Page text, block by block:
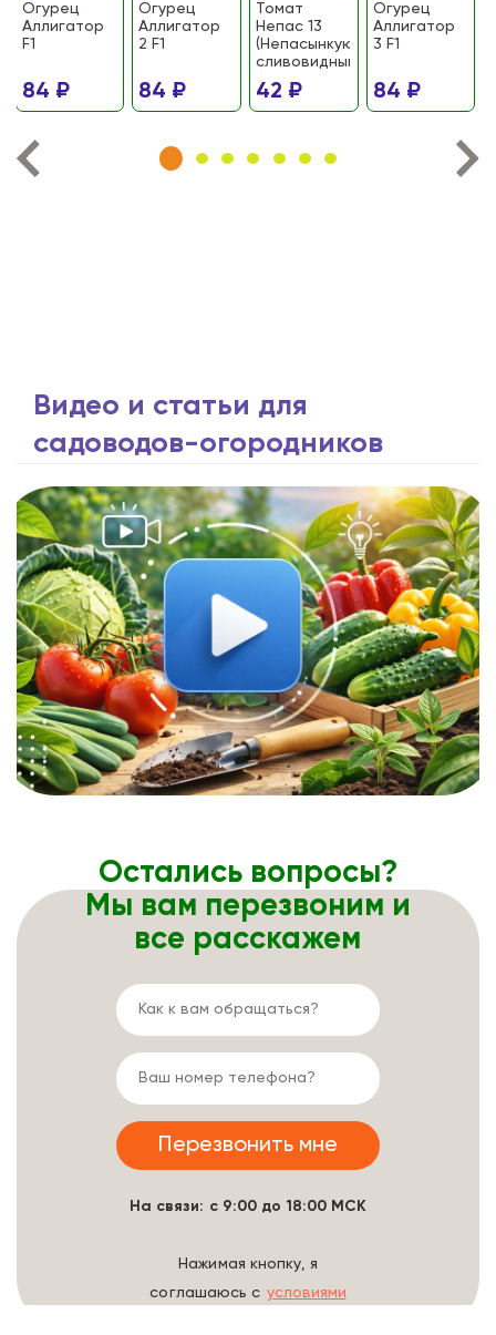
Огурец
Аллигатор
F1
84 ₽
Огурец
Аллигатор
2 F1
84 ₽
Томат
Непас 13
(Непасынкующийся
сливовидный)
42 ₽
Огурец
Аллигатор
3 F1
84 ₽
Видео и статьи для
садоводов-огородников
Остались вопросы?
Мы вам перезвоним и
все расскажем
На связи: с 9:00 до 18:00 МСК
Нажимая кнопку, я
соглашаюсь с условиями